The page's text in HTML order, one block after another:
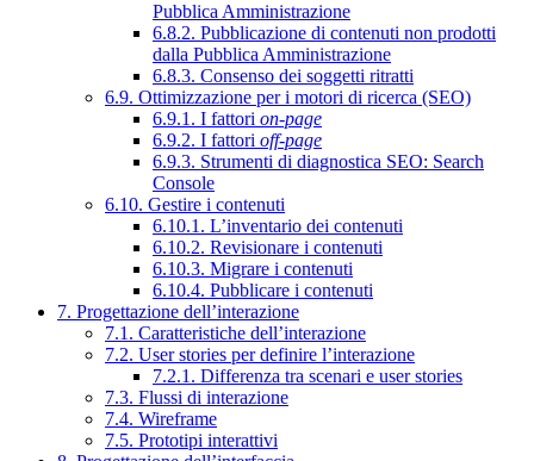
Pubblica Amministrazione
6.8.2. Pubblicazione di contenuti non prodotti
dalla Pubblica Amministrazione
6.8.3. Consenso dei soggetti ritratti
6.9. Ottimizzazione per i motori di ricerca (SEO)
6.9.1. I fattori on-page
6.9.2. I fattori off-page
6.9.3. Strumenti di diagnostica SEO: Search
Console
6.10. Gestire i contenuti
6.10.1. L’inventario dei contenuti
6.10.2. Revisionare i contenuti
6.10.3. Migrare i contenuti
6.10.4. Pubblicare i contenuti
7. Progettazione dell’interazione
7.1. Caratteristiche dell’interazione
7.2. User stories per definire l’interazione
7.2.1. Differenza tra scenari e user stories
7.3. Flussi di interazione
7.4. Wireframe
7.5. Prototipi interattivi